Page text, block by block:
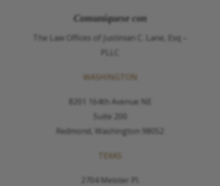
Comuníquese con
The Law Offices of Justinian C. Lane, Esq –
PLLC
WASHINGTON
8201 164th Avenue NE
Suite 200
Redmond, Washington 98052
TEXAS
2704 Meister Pl.